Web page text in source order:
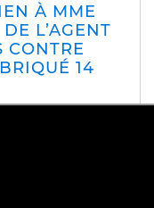
À MME
L’AGENT
CONTRE
14